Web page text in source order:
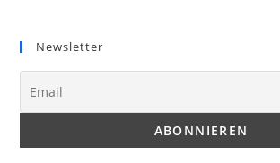
tab
a
tab
Newsletter